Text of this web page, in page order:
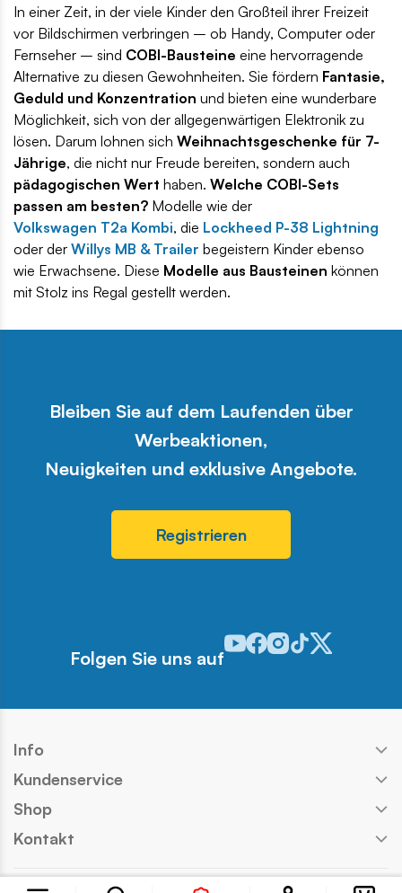
In einer Zeit, in der viele Kinder den Großteil ihrer Freizeit
vor Bildschirmen verbringen – ob Handy, Computer oder
Fernseher – sind COBI-Bausteine eine hervorragende
Alternative zu diesen Gewohnheiten. Sie fördern Fantasie,
Geduld und Konzentration und bieten eine wunderbare
Möglichkeit, sich von der allgegenwärtigen Elektronik zu
lösen. Darum lohnen sich Weihnachtsgeschenke für 7-
Jährige, die nicht nur Freude bereiten, sondern auch
pädagogischen Wert haben. Welche COBI-Sets
passen am besten? Modelle wie der
Volkswagen T2a Kombi, die Lockheed P-38 Lightning
oder der Willys MB & Trailer begeistern Kinder ebenso
wie Erwachsene. Diese Modelle aus Bausteinen können
mit Stolz ins Regal gestellt werden.
Bleiben Sie auf dem Laufenden über
Werbeaktionen,
Neuigkeiten und exklusive Angebote.
Registrieren
Folgen Sie uns auf
Odwiedź nasz profil w
Odwiedź nasz profil w
Odwiedź nasz profil w
Odwiedź nasz
Odwiedź nasz
Info
Kundenservice
Shop
Kontakt